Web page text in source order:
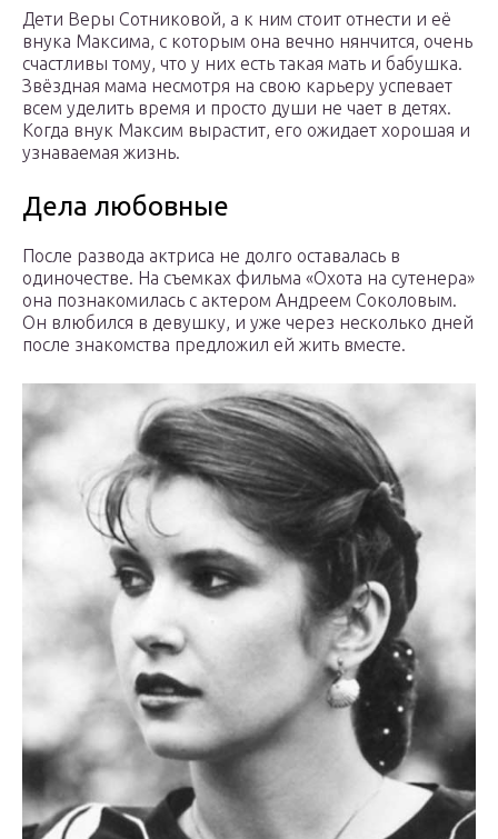
Дети Веры Сотниковой, а к ним стоит отнести и её
внука Максима, с которым она вечно нянчится, очень
счастливы тому, что у них есть такая мать и бабушка.
Звёздная мама несмотря на свою карьеру успевает
всем уделить время и просто души не чает в детях.
Когда внук Максим вырастит, его ожидает хорошая и
узнаваемая жизнь.
Дела любовные
После развода актриса не долго оставалась в
одиночестве. На съемках фильма «Охота на сутенера»
она познакомилась с актером Андреем Соколовым.
Он влюбился в девушку, и уже через несколько дней
после знакомства предложил ей жить вместе.